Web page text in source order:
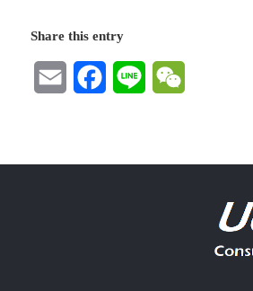
Share this entry
Email FacebookLine